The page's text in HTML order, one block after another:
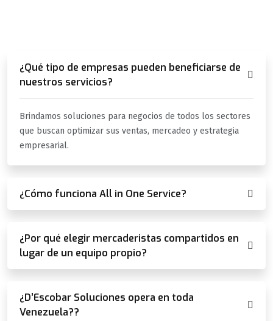
¿Qué tipo de empresas pueden beneficiarse de
nuestros servicios?
Brindamos soluciones para negocios de todos los sectores
que buscan optimizar sus ventas, mercadeo y estrategia
empresarial.
¿Cómo funciona All in One Service?
¿Por qué elegir mercaderistas compartidos en
lugar de un equipo propio?
¿D’Escobar Soluciones opera en toda
Venezuela??